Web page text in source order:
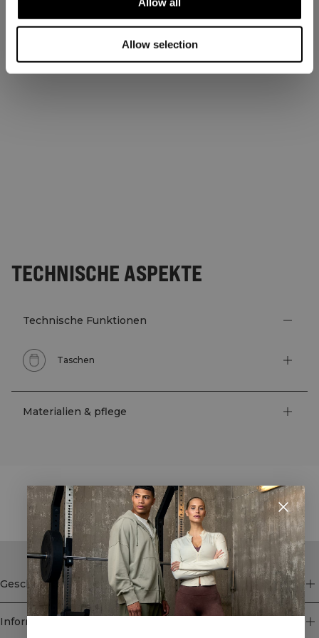
Allow selection
TECHNISCHE ASPEKTE
Technische Funktionen
Taschen
Materialien & pflege
STYLE WITH
Geschäft
Information